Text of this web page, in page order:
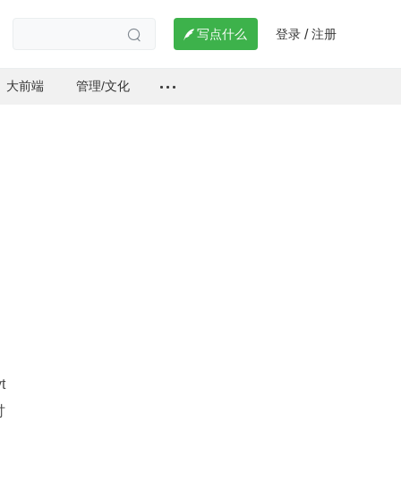
  写点什么 登录 / 注册
大前端 管理/文化